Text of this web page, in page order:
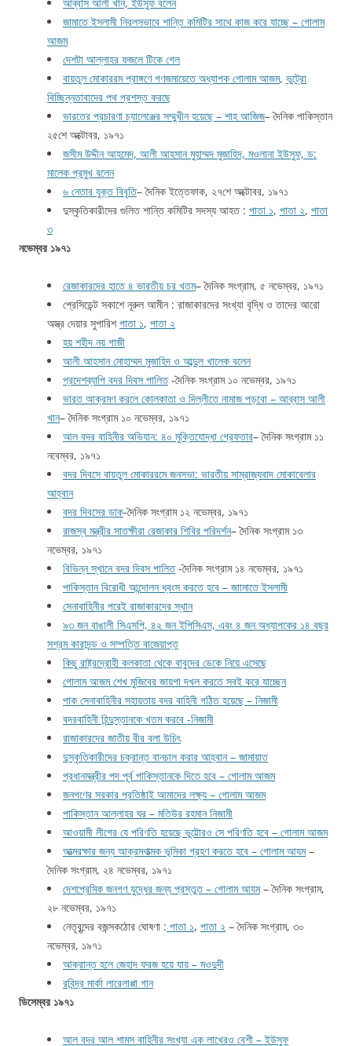
জামাতে ইসলামী নিরলসভাবে শান্তি কমিটির সাথে কাজ করে যাচ্ছে – গোলাম
আজম
দেশটা আল্লাহর ফজলে টিকে গেল
বায়তুল মোকাররম প্রাঙ্গণে গণজমায়েতে অধ্যাপক গোলাম আজম, ভুট্রো
বিচ্ছিন্নতাবাদের পথ প্রশস্ত করছে
ভারতের প্রচারণা চ্যালেঞ্জের সম্মুখীন হয়েছে – শাহ আজিজ– দৈনিক পাকিস্তান
২৫শে অক্টোবর, ১৯৭১
জসীম উদ্দীন আহমেদ, আলী আহসান মুহাম্মদ মুজাহিদ, মওলানা ইউসুফ, ড:
মালেক প্রমুখ বলেন
৬ নেতার যুক্ত বিবৃতি– দৈনিক ইত্তেফাক, ২৭শে অক্টোবর, ১৯৭১
দুস্কৃতিকারীদের গুলিত শান্তি কমিটির সদস্য আহত : পাতা ১, পাতা ২, পাতা
৩
নভেম্বর ১৯৭১
রেজাকারদের হাতে ৪ ভারতীয় চর খতম– দৈনিক সংগ্রাম, ৫ নভেম্বর, ১৯৭১
প্রেসিডেন্ট সকাশে নূরুল আমীন : রাজাকারদের সংখ্যা বৃদ্ধি ও তাদের আরো
অস্ত্র দেয়ার সুপারিশপাতা ১, পাতা ২
হয় শহীদ নয় গাজী
আলী আহসান মোহাম্মদ মুজাহিদ ও আব্দুল খালেক বলেন
প্রদেশব্যাপি বদর দিবস পালিত-দৈনিক সংগ্রাম ১০ নভেম্বর, ১৯৭১
ভারত আক্রমণ করলে কোলকাতা ও দিল্লীতে নামাজ পড়বো – আব্বাস আলী
খান– দৈনিক সংগ্রাম ১০ নভেম্বর, ১৯৭১
আল বদর বাহিনীর অভিযান: ৪০ মুক্তিযোদ্ধা গ্রেফতার– দৈনিক সংগ্রাম ১১
নবেম্বর, ১৯৭১
বদর দিবসে বায়তুল মোকাররমে জনসভা: ভারতীয় সাম্রাজ্যবাদ মোকাবেলার
আহ্বান
বদর দিবসের ডাক-দৈনিক সংগ্রাম ১২ নভেম্বর, ১৯৭১
রাজস্ব মন্ত্রীর সাতক্ষীরা রেজাকার শিবির পরিদর্শন– দৈনিক সংগ্রাম ১৩
নভেম্বর, ১৯৭১
বিভিন্ন স্খানে বদর দিবস পালিত-দৈনিক সংগ্রাম ১৪ নভেম্বর, ১৯৭১
পাকিস্তান বিরোধী আন্দোলন ধ্বংস করতে হবে – জাামাতে ইসলামী
সেনাবাহিনীর পরেই রাজাকারদের স্থান
৯৩ জন বাঙালী সিএসপি, ৪২ জন ইপিসিএস, এবং ৪ জন অধ্যাপকের ১৪ বছর
সশ্রম কারাদন্ড ও সম্পত্তি বাজেয়াপ্ত
কিছু রাষ্ট্রদ্রোহী কলকাতা থেকে বাবুদের ডেকে নিয়ে এসেছে
গোলাম আজম শেখ মুজিবের জায়গা দখল করতে সবই করে যাচ্ছেন
পাক সেনাবাহিনীর সহায়তায় বদর বাহিনী গঠিত হয়েছে – নিজামী
বদরবাহিনী হিন্দুস্তানকে খতম করবে -নিজামী
রাজাকারদের জাতীয় বীর বলা উচিৎ
দুস্কৃতিকারীদের চক্রান্ত বানচাল করার আহ্বান – জামায়াত
প্রধানমন্ত্রীর পদ পূর্ব পাকিস্তানকে দিতে হবে – গোলাম আজম
জনগণের সরকার প্রতিষ্ঠাই আমাদের লক্ষ্য – গোলাম আজম
পাকিস্তান আল্লাহর ঘর – মতিউর রহমান নিজামী
আওয়ামী লীগের যে পরিণতি হয়েছে ভুট্টোরও সে পরিণতি হবে – গোলাম আজম
আত্মরক্ষার জন্য আক্রমণাত্মক ভূমিকা গ্রহণ করতে হবে – গোলাম আযম–
দৈনিক সংগ্রাম, ২৪ নভেম্বর, ১৯৭১
দেশপ্রেমিক জনগণ যুদ্ধের জন্য প্রস্তুত – গোলাম আযম– দৈনিক সংগ্রাম,
২৮ নভেম্বর, ১৯৭১
নেতৃবৃন্দের বজন্সকঠোর ঘোষণা : পাতা ১, পাতা ২ – দৈনিক সংগ্রাম, ৩০
নভেম্বর, ১৯৭১
আক্রান্ত হলে জেহাদ ফরজ হয়ে যায় – মওদুদী
রবিন্দ্র মার্কা লারেলাপ্পা গান
ডিসেম্বর ১৯৭১
আল বদর আল শামস বাহিনীর সংখ্যা এক লাখেরও বেশী – ইউসুফ